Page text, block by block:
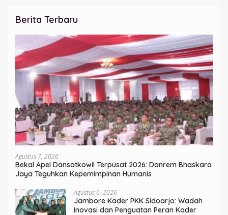
Berita Terbaru
Agustus 7, 2026
Bekal Apel Dansatkowil Terpusat 2026: Danrem Bhaskara
Jaya Teguhkan Kepemimpinan Humanis
Agustus 6, 2026
Jambore Kader PKK Sidoarjo: Wadah
Inovasi dan Penguatan Peran Kader